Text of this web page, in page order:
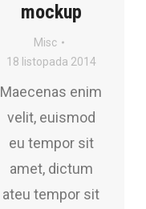
mockup
Misc
18 listopada 2014
Maecenas enim
velit, euismod
eu tempor sit
amet, dictum
ateu tempor sit